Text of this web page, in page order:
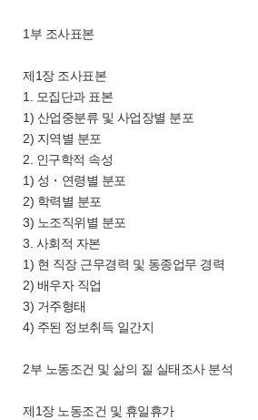
1부 조사표본
제1장 조사표본
1. 모집단과 표본
1) 산업중분류 및 사업장별 분포
2) 지역별 분포
2. 인구학적 속성
1) 성・연령별 분포
2) 학력별 분포
3) 노조직위별 분포
3. 사회적 자본
1) 현 직장 근무경력 및 동종업무 경력
2) 배우자 직업
3) 거주형태
4) 주된 정보취득 일간지
2부 노동조건 및 삶의 질 실태조사 분석
제1장 노동조건 및 휴일휴가